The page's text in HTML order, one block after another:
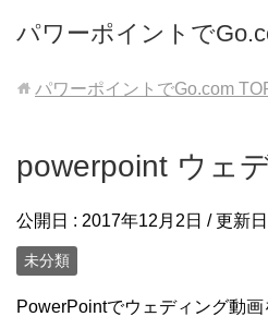
パワーポイントで
パワーポイントでGo.com
powerpoint ウェ
公開日 : 2017年12月2日 / 更新
未分類
PowerPointでウェディング動画